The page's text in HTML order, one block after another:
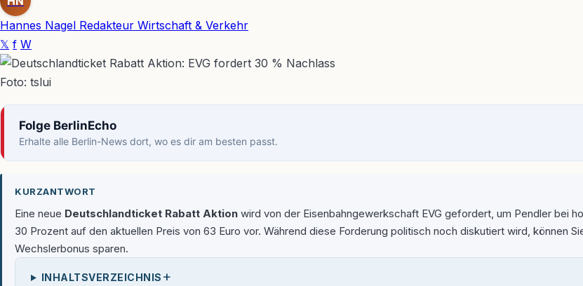
Hannes Nagel Redakteur Wirtschaft & Verkehr
𝕏 f W
Foto: tslui
Folge BerlinEcho
Erhalte alle Berlin-News dort, wo es dir am besten passt.
KURZANTWORT
Eine neue Deutschlandticket Rabatt Aktion wird von der Eisenbahngewerkschaft EVG gefordert, um Pendler bei
30 Prozent auf den aktuellen Preis von 63 Euro vor. Während diese Forderung politisch noch diskutiert wird, können
Wechslerbonus sparen.
INHALTSVERZEICHNIS +